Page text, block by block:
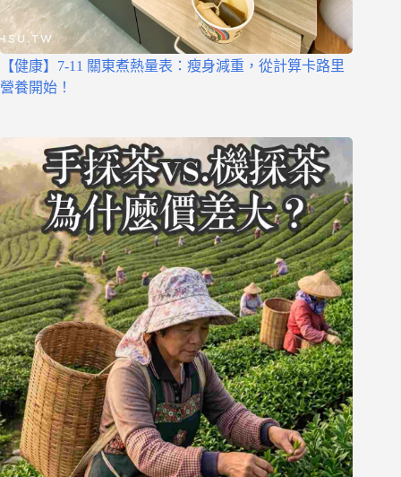
【健康】7-11 關東煮熱量表：瘦身減重，從計算卡路里
營養開始！